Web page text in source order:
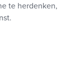
te herdenken,